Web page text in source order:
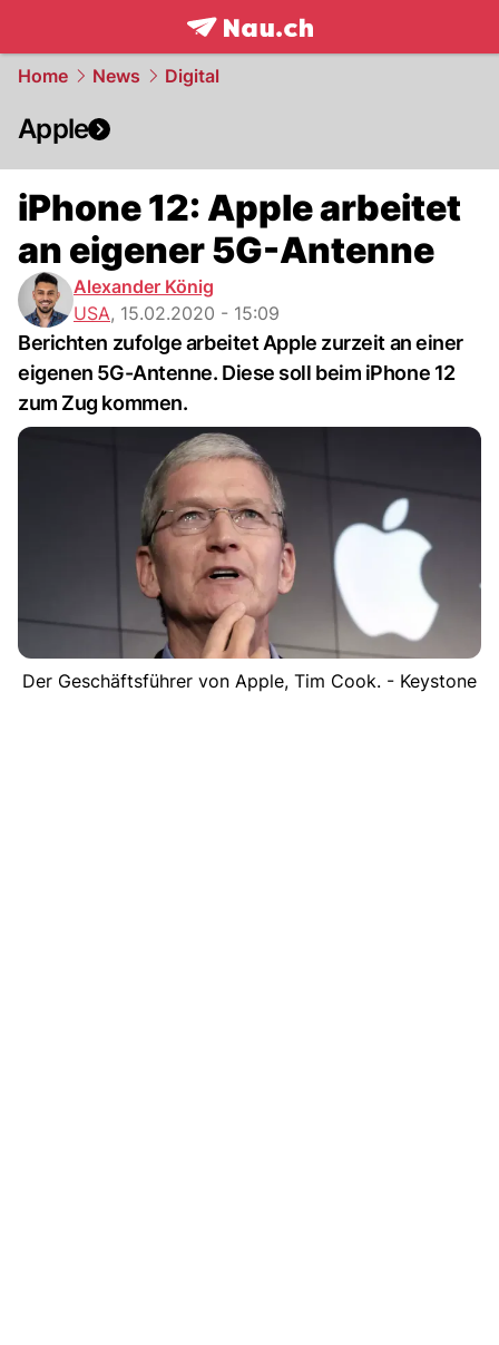
frontpage.NAU.ch
Home News Digital
Apple
iPhone 12: Apple arbeitet
an eigener 5G-Antenne
Alexander König
USA, 15.02.2020 - 15:09
Berichten zufolge arbeitet Apple zurzeit an einer
eigenen 5G-Antenne. Diese soll beim iPhone 12
zum Zug kommen.
Der Geschäftsführer von Apple, Tim Cook. - Keystone